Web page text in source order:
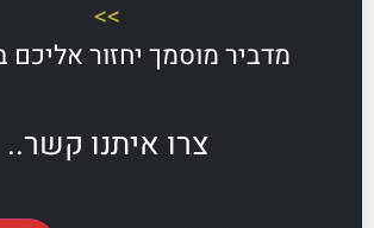
מדביר מוסמך יחזור אליכם בהקדם!
צרו איתנו קשר..